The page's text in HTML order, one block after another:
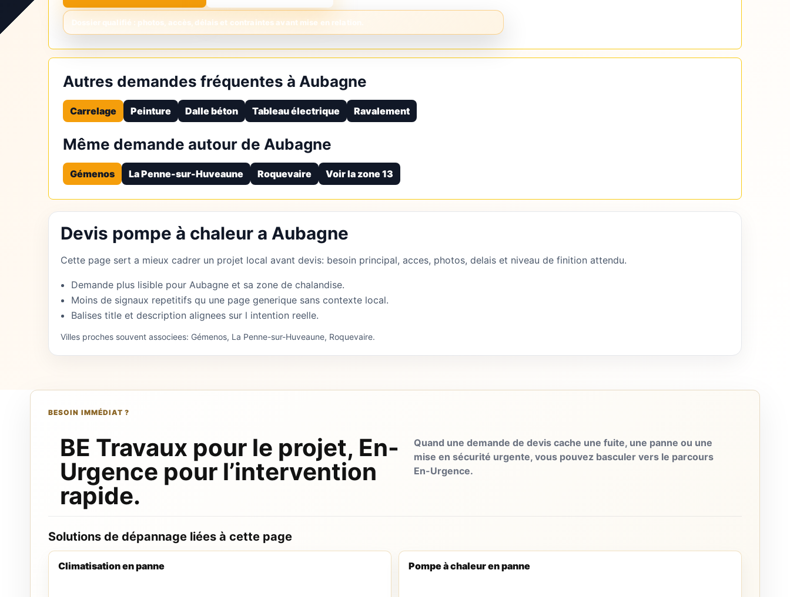
Autres demandes fréquentes à Aubagne
Carrelage Peinture Dalle béton Tableau électrique Ravalement
Même demande autour de Aubagne
Gémenos La Penne-sur-Huveaune Roquevaire Voir la zone 13
Devis pompe à chaleur a Aubagne
Cette page sert a mieux cadrer un projet local avant devis: besoin principal, acces, photos, delais et niveau de finition attendu.
Demande plus lisible pour Aubagne et sa zone de chalandise.
Moins de signaux repetitifs qu une page generique sans contexte local.
Balises title et description alignees sur l intention reelle.
Villes proches souvent associees: Gémenos, La Penne-sur-Huveaune, Roquevaire.
BESOIN IMMÉDIAT ?
BE Travaux pour le projet, En-
Urgence pour l’intervention
rapide.
Quand une demande de devis cache une fuite, une panne ou une
mise en sécurité urgente, vous pouvez basculer vers le parcours
En-Urgence.
Solutions de dépannage liées à cette page
Climatisation en panne Pompe à chaleur en panne